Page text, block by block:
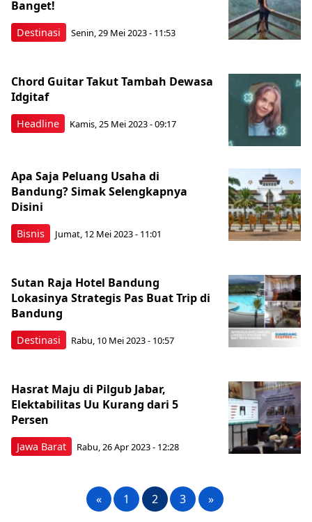
Destinasi
Banget!
Senin, 29 Mei 2023 - 11:53
Headline
Chord Guitar Takut Tambah Dewasa
Idgitaf
Kamis, 25 Mei 2023 - 09:17
Bisnis
Apa Saja Peluang Usaha di
Bandung? Simak Selengkapnya
Disini
Jumat, 12 Mei 2023 - 11:01
Destinasi
Sutan Raja Hotel Bandung
Lokasinya Strategis Pas Buat Trip di
Bandung
Rabu, 10 Mei 2023 - 10:57
Jawa Barat
Hasrat Maju di Pilgub Jabar,
Elektabilitas Uu Kurang dari 5
Persen
Rabu, 26 Apr 2023 - 12:28
« 1 2 3 »